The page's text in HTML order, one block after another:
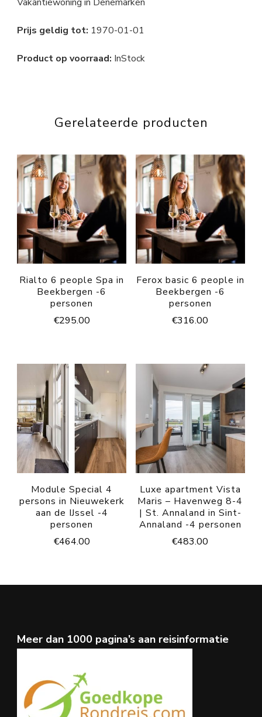
Prijs geldig tot: 1970-01-01
Product op voorraad: InStock
Gerelateerde producten
Rialto 6 people Spa in
Beekbergen -6
personen
€295.00
Ferox basic 6 people in
Beekbergen -6
personen
€316.00
Module Special 4
persons in Nieuwekerk
aan de IJssel -4
personen
€464.00
Luxe apartment Vista
Maris – Havenweg 8-4
| St. Annaland in Sint-
Annaland -4 personen
€483.00
Meer dan 1000 pagina’s aan reisinformatie